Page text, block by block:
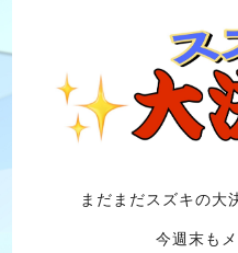
まだまだスズキの大
今週末も